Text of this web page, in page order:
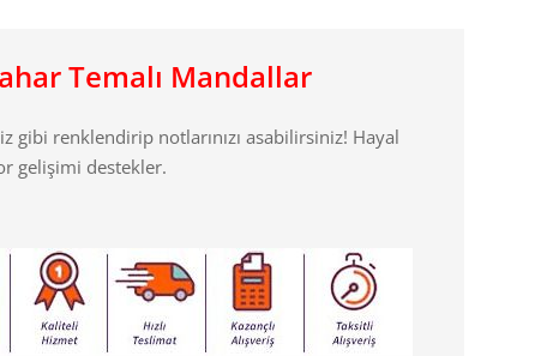
Temalı Mandallar
gibi renklendirip notlarınızı asabilirsiniz! Hayal
gelişimi destekler.